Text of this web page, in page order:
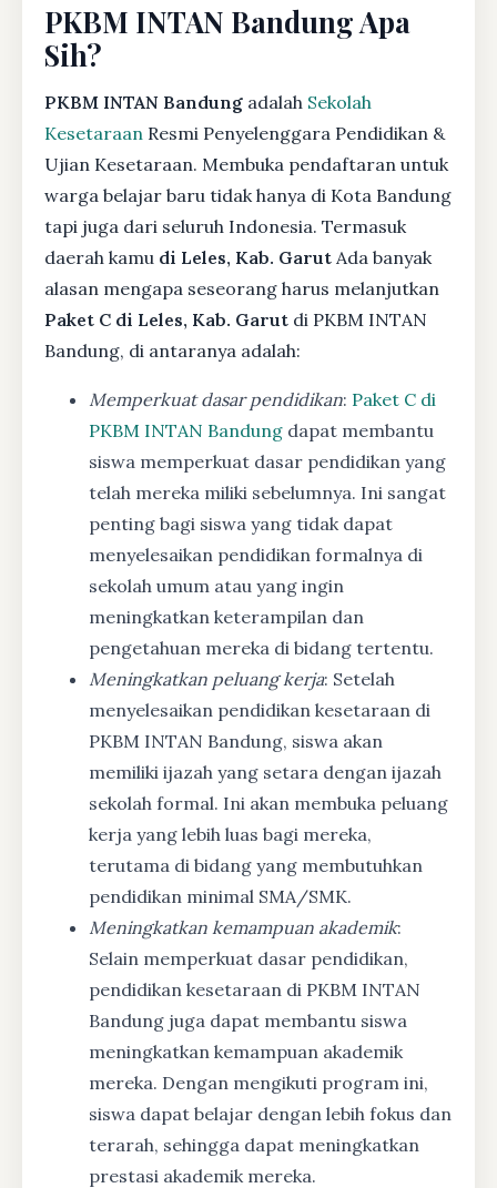
PKBM INTAN Bandung Apa
Sih?
PKBM INTAN Bandung adalah Sekolah
Kesetaraan Resmi Penyelenggara Pendidikan &
Ujian Kesetaraan. Membuka pendaftaran untuk
warga belajar baru tidak hanya di Kota Bandung
tapi juga dari seluruh Indonesia. Termasuk
daerah kamu di Leles, Kab. Garut Ada banyak
alasan mengapa seseorang harus melanjutkan
Paket C di Leles, Kab. Garut di PKBM INTAN
Bandung, di antaranya adalah:
Memperkuat dasar pendidikan: Paket C di
PKBM INTAN Bandung dapat membantu
siswa memperkuat dasar pendidikan yang
telah mereka miliki sebelumnya. Ini sangat
penting bagi siswa yang tidak dapat
menyelesaikan pendidikan formalnya di
sekolah umum atau yang ingin
meningkatkan keterampilan dan
pengetahuan mereka di bidang tertentu.
Meningkatkan peluang kerja: Setelah
menyelesaikan pendidikan kesetaraan di
PKBM INTAN Bandung, siswa akan
memiliki ijazah yang setara dengan ijazah
sekolah formal. Ini akan membuka peluang
kerja yang lebih luas bagi mereka,
terutama di bidang yang membutuhkan
pendidikan minimal SMA/SMK.
Meningkatkan kemampuan akademik:
Selain memperkuat dasar pendidikan,
pendidikan kesetaraan di PKBM INTAN
Bandung juga dapat membantu siswa
meningkatkan kemampuan akademik
mereka. Dengan mengikuti program ini,
siswa dapat belajar dengan lebih fokus dan
terarah, sehingga dapat meningkatkan
prestasi akademik mereka.